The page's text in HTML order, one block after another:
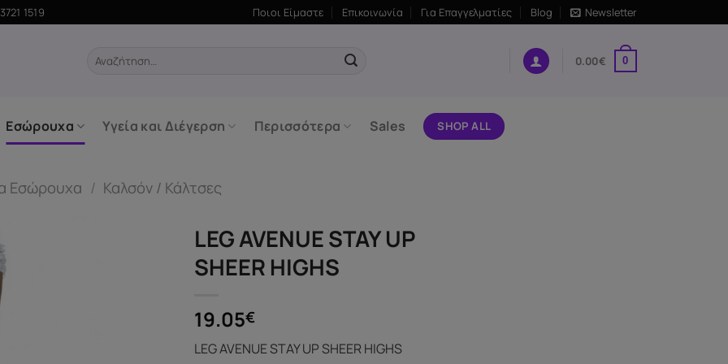
1519 Ποιοι Είμαστε Επικοινωνία Για Επαγγελματίες Blog Newsletter
Αναζήτηση
0.00€ 0
Εσώρουχα Υγεία και Διέγερση Περισσότερα Sales SHOP ALL
Εσώρουχα / Καλσόν / Κάλτσες
LEG AVENUE STAY UP
SHEER HIGHS
19.05€
LEG AVENUE STAY UP SHEER HIGHS